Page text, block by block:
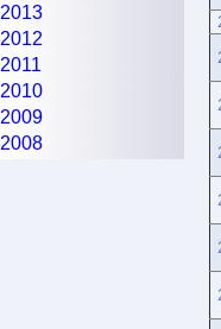
2013
2012
2011
2010
2009
2008